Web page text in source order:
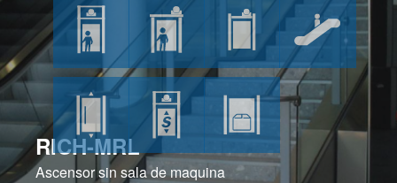
RICH-MRL
Ascensorsin salademaquina